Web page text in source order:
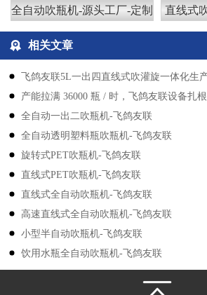
全自动吹瓶机-源头工厂-定制 直线式
相关文章
飞鸽友联5L一出四直线式吹灌旋一体化生
认可
产能拉满 36000 瓶 / 时，飞鸽友联设备扎
​​全自动一出二吹瓶机-飞鸽友联
全自动透明塑料瓶吹瓶机-飞鸽友联
旋转式PET吹瓶机-飞鸽友联
直线式PET吹瓶机-飞鸽友联
直线式全自动吹瓶机-飞鸽友联
高速直线式全自动吹瓶机-飞鸽友联
小型半自动吹瓶机-飞鸽友联
饮用水瓶全自动吹瓶机-飞鸽友联